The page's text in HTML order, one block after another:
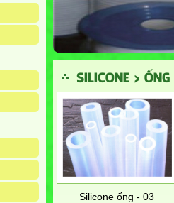
SILICONE > ỐNG
Silicone ống - 03